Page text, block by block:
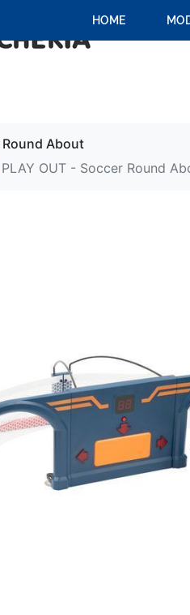
HOME
Round About
PLAY OUT - Soccer Round